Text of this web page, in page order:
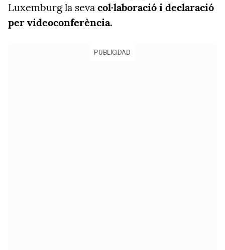
Luxemburg la seva col·laboració i declaració
per videoconferència.
PUBLICIDAD